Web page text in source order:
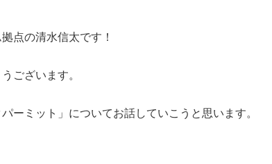
点の清水信太です！
ございます。
ーミット」についてお話していこうと思います。